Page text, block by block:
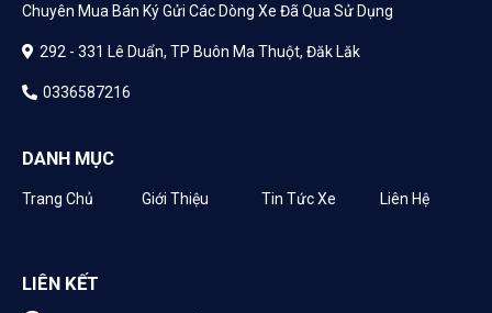
Chuyên Mua Bán Ký Gửi Các Dòng Xe Đã Qua Sử Dụng
292 - 331 Lê Duẩn, TP Buôn Ma Thuột, Đăk Lăk
0336587216
DANH MỤC
Trang Chủ Giới Thiệu Tin Tức Xe Liên Hệ
LIÊN KẾT